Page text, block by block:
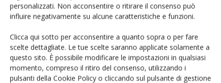
personalizzati. Non acconsentire o ritirare il consenso può
influire negativamente su alcune caratteristiche e funzioni.
Clicca qui sotto per acconsentire a quanto sopra o per fare
scelte dettagliate. Le tue scelte saranno applicate solamente a
questo sito. È possibile modificare le impostazioni in qualsiasi
momento, compreso il ritiro del consenso, utilizzando i
pulsanti della Cookie Policy o cliccando sul pulsante di gestione
elettronici: cresce mercato saldatura
Protezioni reciproche programmate